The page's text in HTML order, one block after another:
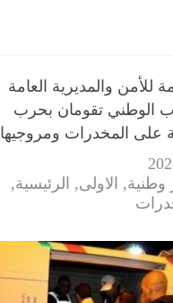
للأمن والمديرية العامة
الوطني تقومان بحرب
المخدرات ومروجيها
وطنية, الاولى, الرئيسية,